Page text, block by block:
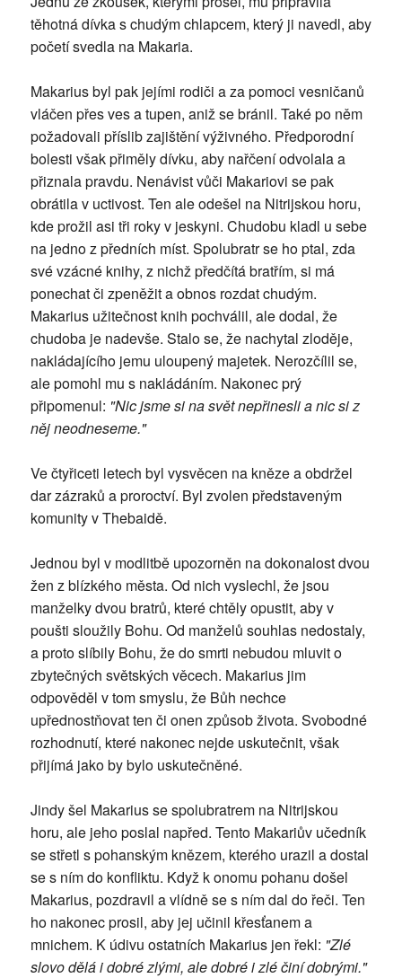
těhotná dívka s chudým chlapcem, který ji navedl, aby
početí svedla na Makaria.
Makarius byl pak jejími rodiči a za pomoci vesničanů
vláčen přes ves a tupen, aniž se bránil. Také po něm
požadovali příslib zajištění výživného. Předporodní
bolesti však přiměly dívku, aby nařčení odvolala a
přiznala pravdu. Nenávist vůči Makariovi se pak
obrátila v uctivost. Ten ale odešel na Nitrijskou horu,
kde prožil asi tři roky v jeskyni. Chudobu kladl u sebe
na jedno z předních míst. Spolubratr se ho ptal, zda
své vzácné knihy, z nichž předčítá bratřím, si má
ponechat či zpeněžit a obnos rozdat chudým.
Makarius užitečnost knih pochválil, ale dodal, že
chudoba je nadevše. Stalo se, že nachytal zloděje,
nakládajícího jemu uloupený majetek. Nerozčílil se,
ale pomohl mu s nakládáním. Nakonec prý
připomenul: "Nic jsme si na svět nepřinesli a nic si z
něj neodneseme."
Ve čtyřiceti letech byl vysvěcen na kněze a obdržel
dar zázraků a proroctví. Byl zvolen představeným
komunity v Thebaidě.
Jednou byl v modlitbě upozorněn na dokonalost dvou
žen z blízkého města. Od nich vyslechl, že jsou
manželky dvou bratrů, které chtěly opustit, aby v
poušti sloužily Bohu. Od manželů souhlas nedostaly,
a proto slíbily Bohu, že do smrti nebudou mluvit o
zbytečných světských věcech. Makarius jim
odpověděl v tom smyslu, že Bůh nechce
upřednostňovat ten či onen způsob života. Svobodné
rozhodnutí, které nakonec nejde uskutečnit, však
přijímá jako by bylo uskutečněné.
Jindy šel Makarius se spolubratrem na Nitrijskou
horu, ale jeho poslal napřed. Tento Makariův učedník
se střetl s pohanským knězem, kterého urazil a dostal
se s ním do konfliktu. Když k onomu pohanu došel
Makarius, pozdravil a vlídně se s ním dal do řeči. Ten
ho nakonec prosil, aby jej učinil křesťanem a
mnichem. K údivu ostatních Makarius jen řekl: "Zlé
slovo dělá i dobré zlými, ale dobré i zlé činí dobrými."